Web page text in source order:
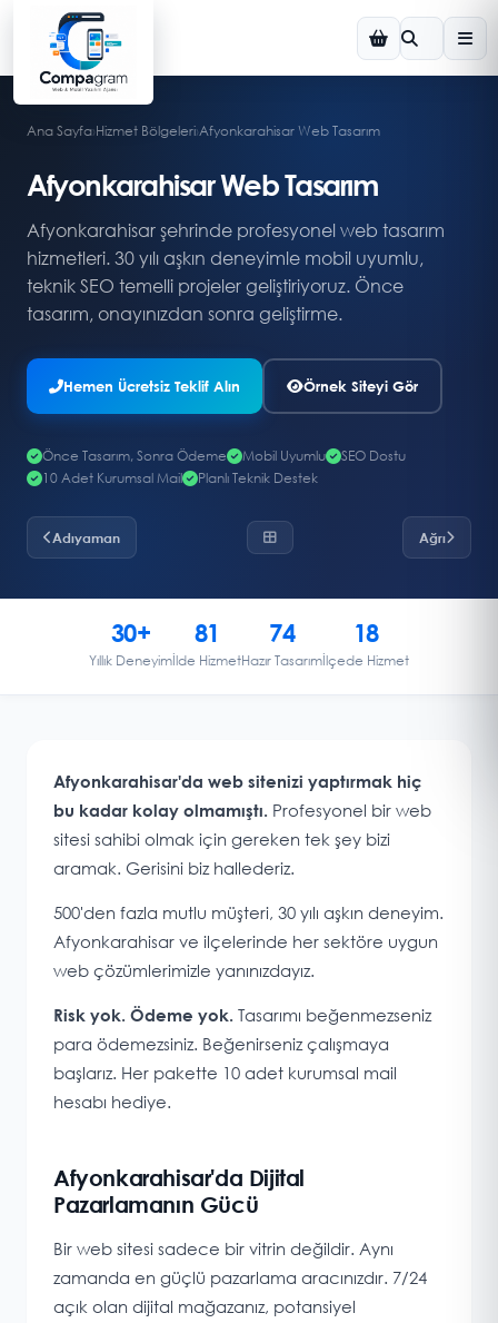
Ana Sayfa›Hizmet Bölgeleri›Afyonkarahisar Web Tasarım
Afyonkarahisar Web Tasarım
Afyonkarahisar şehrinde profesyonel web tasarım
hizmetleri. 30 yılı aşkın deneyimle mobil uyumlu,
teknik SEO temelli projeler geliştiriyoruz. Önce
tasarım, onayınızdan sonra geliştirme.
Hemen Ücretsiz Teklif Alın Örnek Siteyi Gör
Önce Tasarım, Sonra Ödeme Mobil Uyumlu
SEO Dostu
10 Adet Kurumsal Mail
Planlı Teknik Destek
Adıyaman Ağrı
30+
Yıllık Deneyim
81
İlde Hizmet
74
Hazır Tasarım
18
İlçede Hizmet
Afyonkarahisar'da web sitenizi yaptırmak hiç
bu kadar kolay olmamıştı. Profesyonel bir web
sitesi sahibi olmak için gereken tek şey bizi
aramak. Gerisini biz hallederiz.
500'den fazla mutlu müşteri, 30 yılı aşkın deneyim.
Afyonkarahisar ve ilçelerinde her sektöre uygun
web çözümlerimizle yanınızdayız.
Risk yok. Ödeme yok. Tasarımı beğenmezseniz
para ödemezsiniz. Beğenirseniz çalışmaya
başlarız. Her pakette 10 adet kurumsal mail
hesabı hediye.
Afyonkarahisar'da Dijital
Pazarlamanın Gücü
Bir web sitesi sadece bir vitrin değildir. Aynı
zamanda en güçlü pazarlama aracınızdır. 7/24
açık olan dijital mağazanız, potansiyel